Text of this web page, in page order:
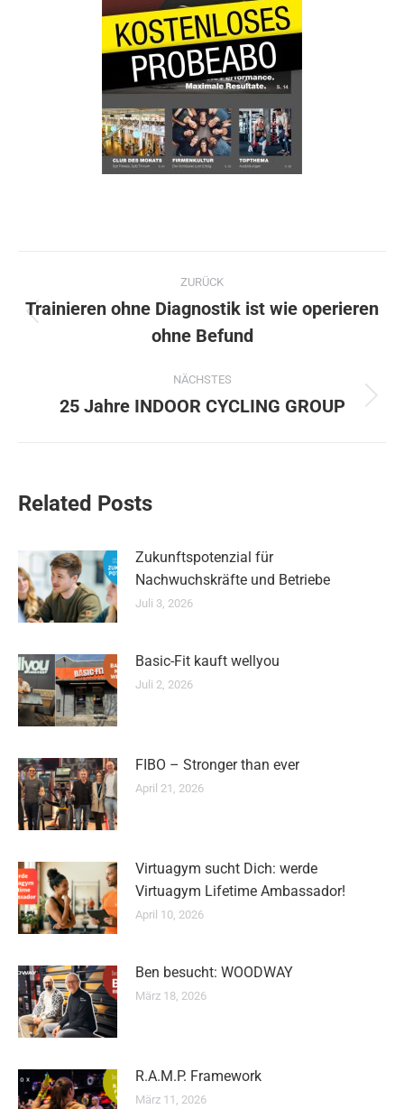
Kommentarnavigation
ZURÜCK
Beitrag:
Trainieren ohne Diagnostik ist wie operieren
ohne Befund
NÄCHSTES
Nächster
25 Jahre INDOOR CYCLING GROUP
Related Posts
Zukunftspotenzial für
Nachwuchskräfte und Betriebe
Juli 3, 2026
Basic-Fit kauft wellyou
Juli 2, 2026
FIBO – Stronger than ever
April 21, 2026
Virtuagym sucht Dich: werde
Virtuagym Lifetime Ambassador!
April 10, 2026
Ben besucht: WOODWAY
März 18, 2026
R.A.M.P. Framework
März 11, 2026